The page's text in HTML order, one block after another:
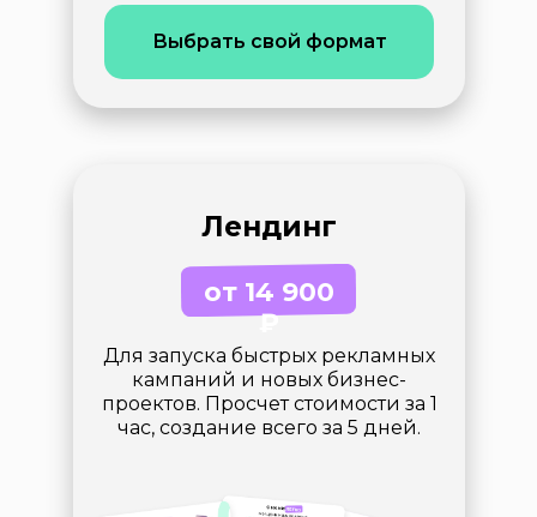
Выбрать свой формат
Лендинг
Для запуска быстрых рекламных
кампаний и новых бизнес-
проектов. Просчет стоимости за 1
час, создание всего за 5 дней.
от 14 900
₽